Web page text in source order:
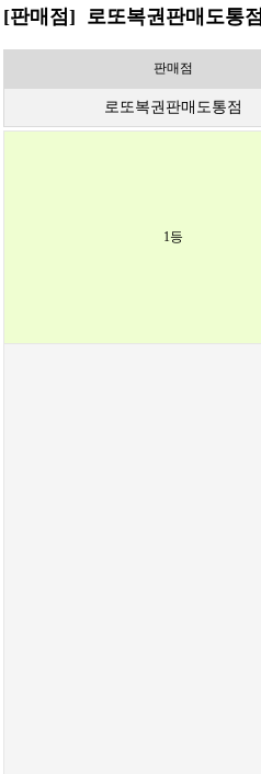
[판매점] 로또복권판매도통점
판매점
로또복권판매도통점
1등